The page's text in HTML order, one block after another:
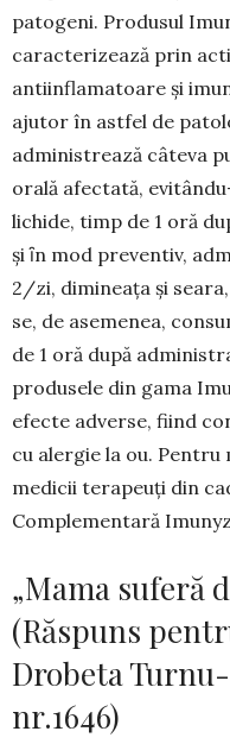
patogeni. Produsul
caracterizează prin
antiinflamatoare și
ajutor în astfel de
administrează câteva
orală afectată,
lichide, timp de 1 oră
şi ȋn mod preventiv,
2/zi, dimineaţa şi
se, de asemenea,
de 1 oră după
produsele din gama
efecte adverse, fiind
cu alergie la ou.
medicii terapeuţi din
Complementară
„Mama suferă
(Răspuns
Drobeta Turnu-
nr.1646)